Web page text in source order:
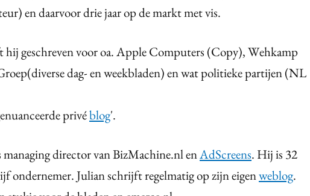
en daarvoor drie jaar op de markt met vis.
hij geschreven voor oa. Apple Computers (Copy), Wehkamp
dag- en weekbladen) en wat politieke partijen (NL
privéblog'.
director van BizMachine.nl enAdScreens. Hij is 32
ondernemer. Julian schrijft regelmatig op zijn eigenweblog.